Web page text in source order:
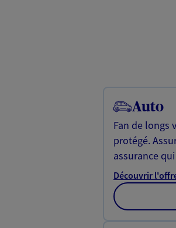
Auto
Fan de longs
protégé.
assurance
Découvrir